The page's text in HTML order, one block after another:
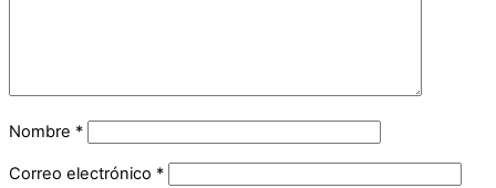
Nombre *
Correo electrónico *